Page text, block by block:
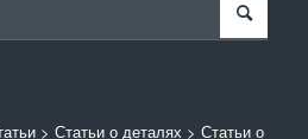
> Статьи о деталях > Статьи о